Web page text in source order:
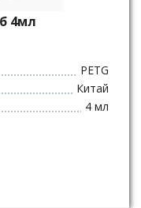
4мл
PETG
Китай
4 мл